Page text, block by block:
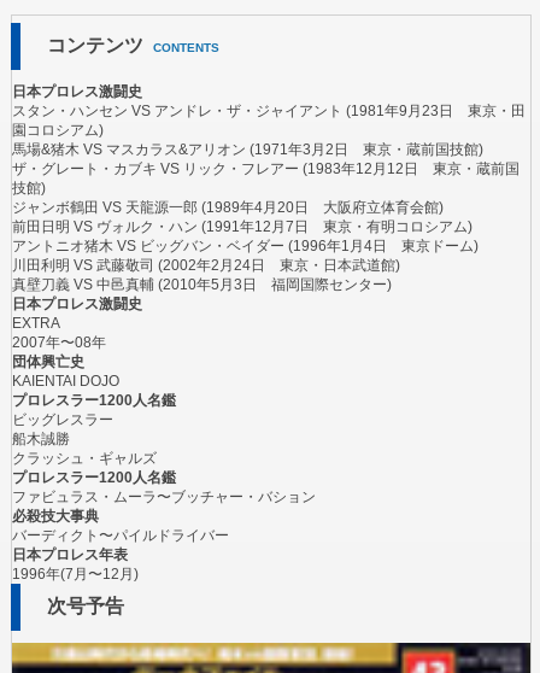
コンテンツ CONTENTS
日本プロレス激闘史
スタン・ハンセン VSアンドレ・ザ・ジャイアント (1981年9月23日 東京・田
園コロシアム)
馬場&猪木 VSマスカラス&アリオン (1971年3月2日 東京・蔵前国技館)
ザ・グレート・カブキ VSリック・フレアー (1983年12月12日 東京・蔵前国
技館)
ジャンボ鶴田 VS天龍源一郎 (1989年4月20日 大阪府立体育会館)
前田日明 VSヴォルク・ハン (1991年12月7日 東京・有明コロシアム)
アントニオ猪木 VSビッグバン・ベイダー (1996年1月4日 東京ドーム)
川田利明 VS武藤敬司 (2002年2月24日 東京・日本武道館)
真壁刀義 VS中邑真輔 (2010年5月3日 福岡国際センター)
日本プロレス激闘史
EXTRA
2007年〜08年
団体興亡史
KAIENTAI DOJO
プロレスラー1200人名鑑
ビッグレスラー
船木誠勝
クラッシュ・ギャルズ
プロレスラー1200人名鑑
ファビュラス・ムーラ〜ブッチャー・バション
必殺技大事典
バーディクト〜パイルドライバー
日本プロレス年表
1996年(7月〜12月)
次号予告